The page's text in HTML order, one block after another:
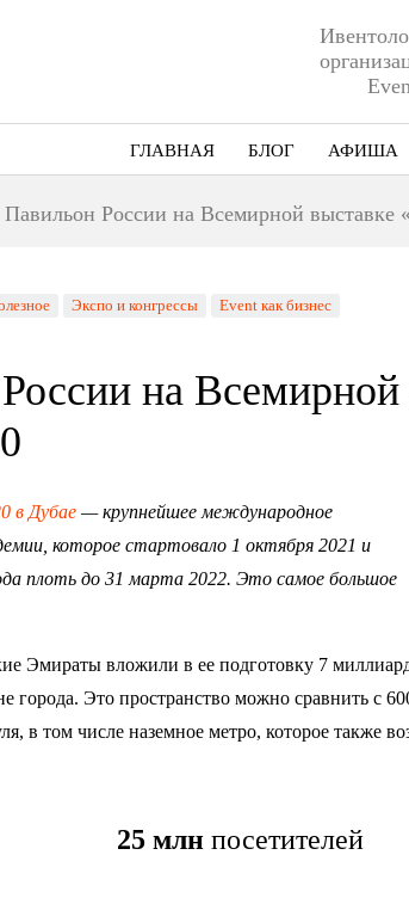
ГЛАВНАЯ БЛОГ АФИША
Павильон России на Всемирной выставке
Экспо и конгрессы Event как бизнес
на Всемирной
в Дубае — крупнейшее международное
которое стартовало 1 октября 2021 и
плоть до 31 марта 2022. Это самое большое
Эмираты вложили в ее подготовку 7
города. Это пространство можно сравнить с
в том числе наземное метро, которое также
25 млн посетителей